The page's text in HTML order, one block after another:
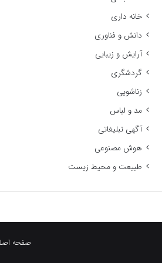
خانه داری
دانش و فناوری
آرایش و زیبایی
گردشگری
زناشویی
مد و لباس
آگهی تبلیغاتی
هوش مصنوعی
طبیعت و محیط زیست
صفحه